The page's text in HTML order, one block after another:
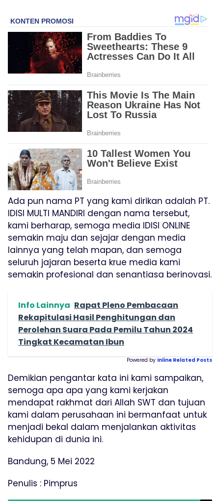
Ada pun nama PT yang kami dirikan adalah PT.
IDISI MULTI MANDIRI dengan nama tersebut,
kami berharap, semoga media IDISI ONLINE
semakin maju dan sejajar dengan media
lainnya yang telah mapan, dan semoga
seluruh jajaran beserta krue media kami
semakin profesional dan senantiasa berinovasi.
Info Lainnya Rapat Pleno Pembacaan
Rekapitulasi Hasil Penghitungan dan
Perolehan Suara Pada Pemilu Tahun 2024
Tingkat Kecamatan Ibun
Powered by Inline Related Posts
Demikian pengantar kata ini kami sampaikan,
semoga apa apa yang kami kerjakan
mendapat rakhmat dari Allah SWT dan tujuan
kami dalam perusahaan ini bermanfaat untuk
menjadi bekal dalam menjalankan aktivitas
kehidupan di dunia ini.
Bandung, 5 Mei 2022
Penulis : Pimprus